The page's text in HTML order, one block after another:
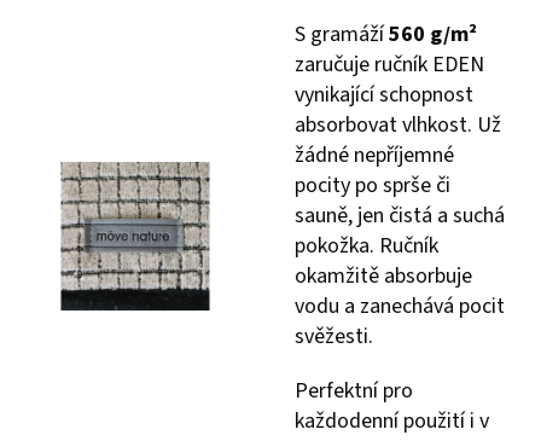
S gramáží560 g/m²
zaručuje ručník EDEN
vynikající schopnost
absorbovat vlhkost. Už
žádné nepříjemné
pocity po sprše či
sauně, jen čistá a suchá
pokožka. Ručník
okamžitě absorbuje
vodu a zanechává pocit
svěžesti.
Perfektní pro
každodenní použití i v